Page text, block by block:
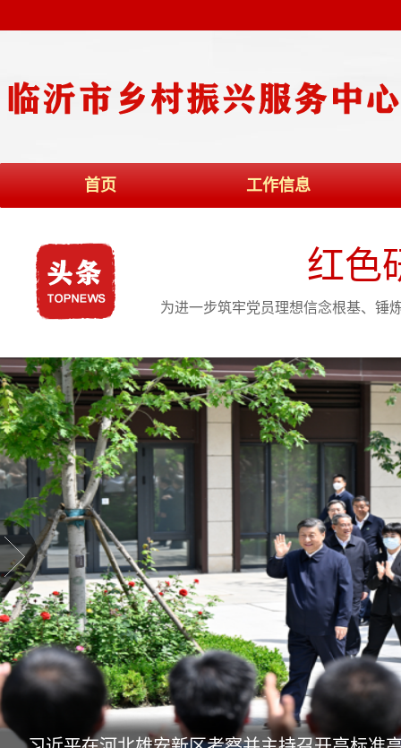
首页 工作信息
红色
为进一步筑牢党员理想信念根基、锤